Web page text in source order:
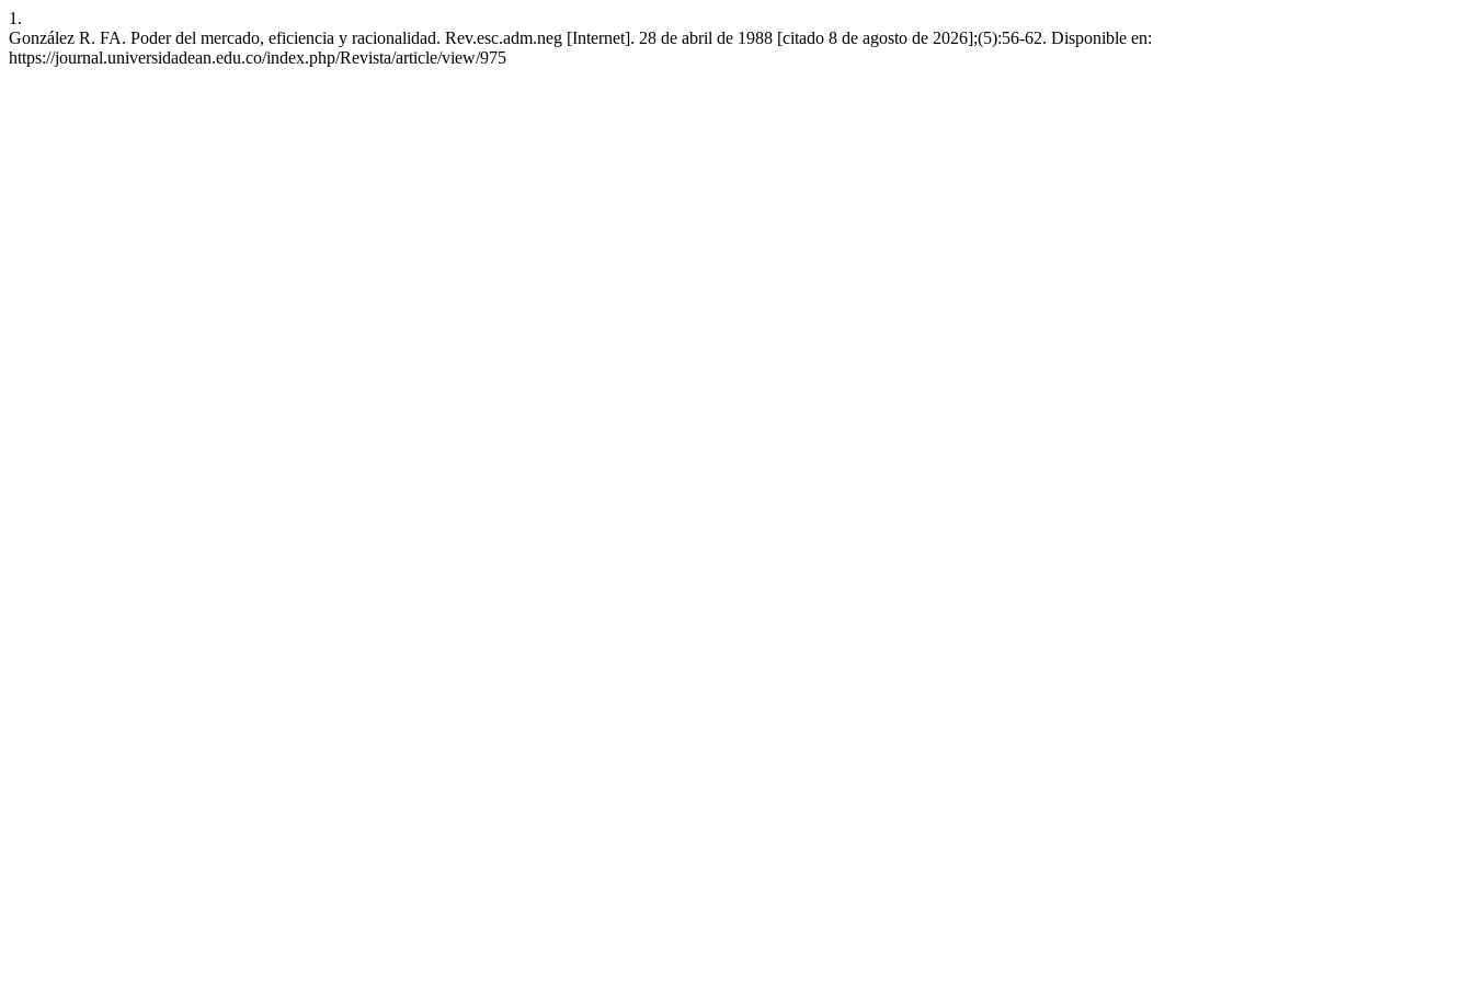
1.
González R. FA. Poder del mercado, eficiencia y racionalidad. Rev.esc.adm.neg [Internet]. 28 de abril de 1988 [citado 8 de agosto de 2026];(5):56-62. Disponible en:
https://journal.universidadean.edu.co/index.php/Revista/article/view/975